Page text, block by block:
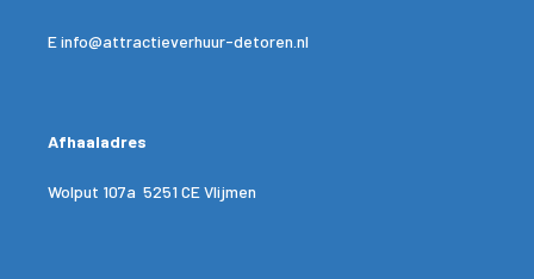
Einfo@attractieverhuur-detoren.nl
Afhaaladres
Wolput 107a 5251 CE Vlijmen